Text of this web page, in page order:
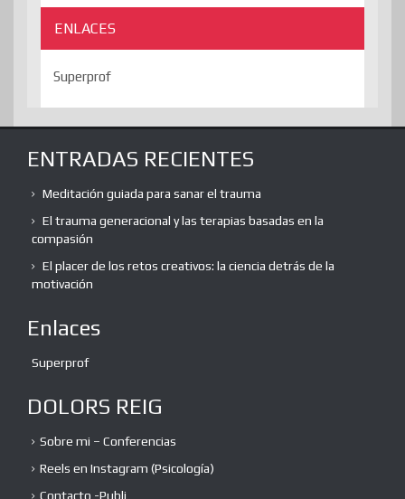
ENLACES
Superprof
ENTRADAS RECIENTES
Meditación guiada para sanar el trauma
El trauma generacional y las terapias basadas en la
compasión
El placer de los retos creativos: la ciencia detrás de la
motivación
Enlaces
Superprof
DOLORS REIG
Sobre mi – Conferencias
Reels en Instagram (Psicología)
Contacto -Publi